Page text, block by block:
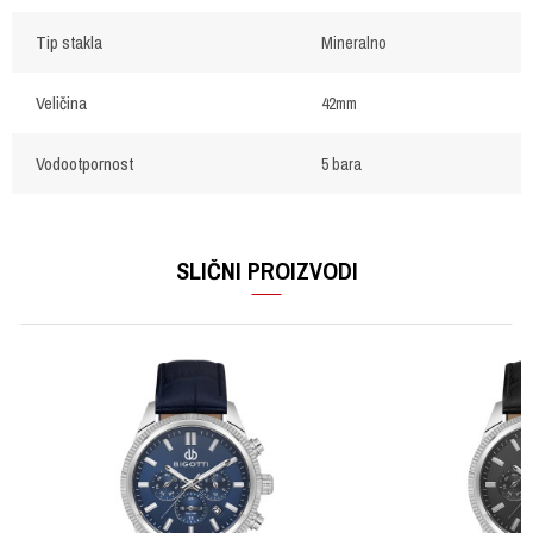
Tip stakla Mineralno
Veličina 42mm
Vodootpornost 5 bara
SLIČNI PROIZVODI